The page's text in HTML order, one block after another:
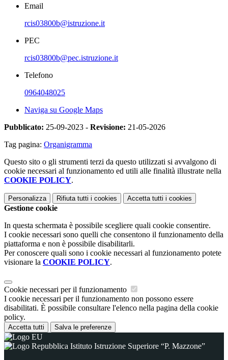
Email
rcis03800b@istruzione.it
PEC
rcis03800b@pec.istruzione.it
Telefono
0964048025
Naviga su Google Maps
Pubblicato: 25-09-2023 - Revisione: 21-05-2026
Tag pagina: Organigramma
Questo sito o gli strumenti terzi da questo utilizzati si avvalgono di
cookie necessari al funzionamento ed utili alle finalità illustrate nella
COOKIE POLICY.
Personalizza Rifiuta tutti i cookies Accetta tutti i cookies
Gestione cookie
In questa schermata è possibile scegliere quali cookie consentire.
I cookie necessari sono quelli che consentono il funzionamento della
piattaforma e non è possibile disabilitarli.
Per conoscere quali sono i cookie necessari al funzionamento potete
visionare la COOKIE POLICY.
Cookie necessari per il funzionamento
I cookie necessari per il funzionamento non possono essere
disabilitati. È possibile consultare l'elenco nella pagina della cookie
policy.
Accetta tutti Salva le preferenze
Istituto Istruzione Superiore “P. Mazzone”